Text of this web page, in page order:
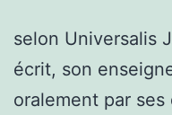
selon Universalis
écrit, son
oralement par